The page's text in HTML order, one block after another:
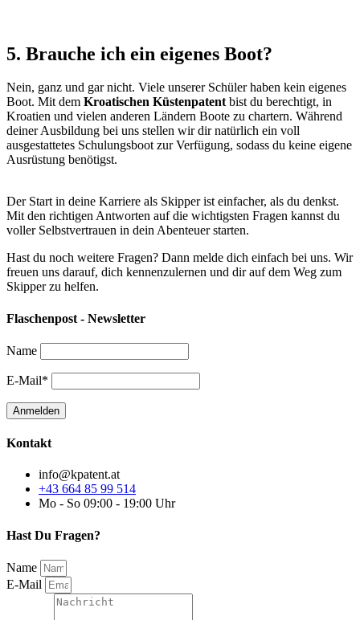
5. Brauche ich ein eigenes Boot?
Nein, ganz und gar nicht. Viele unserer Schüler haben kein eigenes
Boot. Mit dem Kroatischen Küstenpatentbist du berechtigt, in
Kroatien und vielen anderen Ländern Boote zu chartern. Während
deiner Ausbildung bei uns stellen wir dir natürlich ein voll
ausgestattetes Schulungsboot zur Verfügung, sodass du keine eigene
Ausrüstung benötigst.
Der Start in deine Karriere als Skipper ist einfacher, als du denkst.
Mit den richtigen Antworten auf die wichtigsten Fragen kannst du
voller Selbstvertrauen in dein Abenteuer starten.
Hast du noch weitere Fragen? Dann melde dich einfach bei uns. Wir
freuen uns darauf, dich kennenzulernen und dir auf dem Weg zum
Skipper zu helfen.
Flaschenpost - Newsletter
Name
E-Mail*
Kontakt
info@kpatent.at
+43 664 85 99 514
Mo - So 09:00 - 19:00 Uhr
Hast Du Fragen?
Name
E-Mail